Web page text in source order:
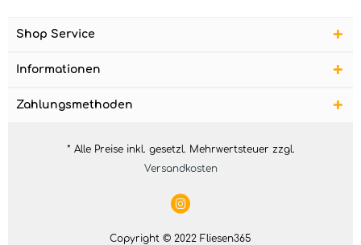
Shop Service
Informationen
Zahlungsmethoden
* Alle Preise inkl. gesetzl. Mehrwertsteuer zzgl.
Versandkosten
Copyright © 2022 Fliesen365